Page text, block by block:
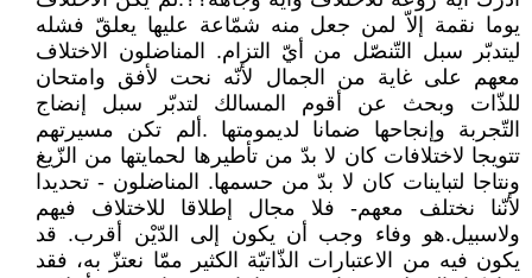
يوما نقمة إلاّ لمن جعل منه شمّاعة عليها يعلقّ فشله
ليتدبّر سبل التّنصّل من أيّ التزام. المناضلون الاختلاف
معهم على غاية من الجمال لأنّه نحت لأفق وامتحان
للذّات وبحث عن أقوم المسالك لتدبّر سبل إنضاج
التّجربة وإنجاحها ضمانا لديمومتها .ألم تكن مسيرتهم
تتويجا لاختلافات كان لا بدّ من تأطيرها لحمايتها من الزّيغ
ونتاجا لتباينات كان لا بدّ من حسمها. المناضلون - تحديدا
لأنّنا نختلف معهم- فلا مجال إطلاقا للاختلاف فيهم
ولاسبيل.هو وفاء وجب أن يكون إلى الدّيْن أقرب. قد
يكون فيه من الاعتبارات الذّاتيّة الكثير ممّا نعتزّ به، فقد